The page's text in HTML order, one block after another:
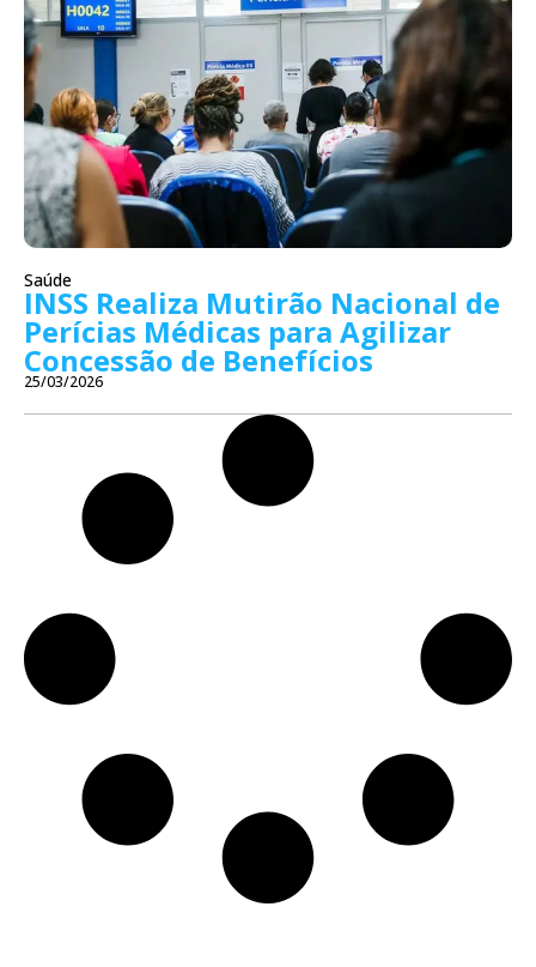
Saúde
INSS Realiza Mutirão Nacional de
Perícias Médicas para Agilizar
Concessão de Benefícios
25/03/2026